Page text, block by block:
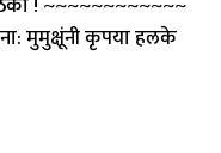
मुमुक्षूंनी कृपया हलके